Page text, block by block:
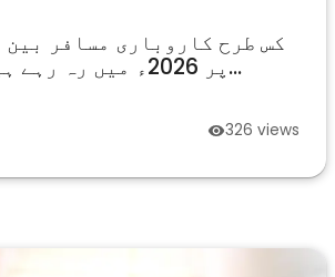
کس طرح کاروباری مسافر بین
پر 2026ء میں رہ
326 views